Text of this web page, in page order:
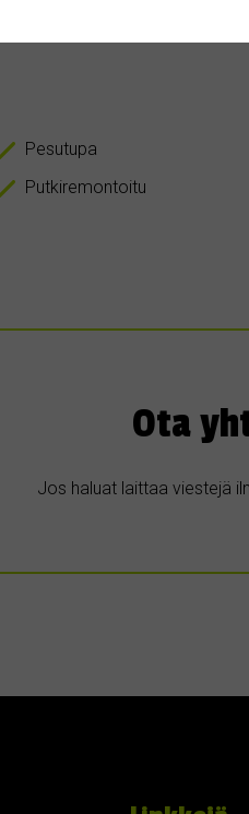
Pesutupa
Putkiremontoitu
Ota
Jos haluat laittaa viestejä